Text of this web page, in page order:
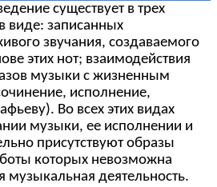
существует в трех
виде: записанных
звучания, создаваемого
этих нот; взаимодействия
музыки с жизненным
исполнение,
Во всех этих видах
музыки, ее исполнении и
присутствуют образы
которых невозможна
музыкальная деятельность.